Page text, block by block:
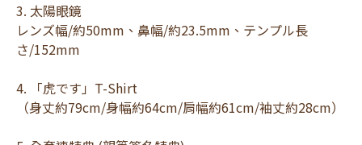
3. 太陽眼鏡
レンズ幅/約50mm、鼻幅/約23.5mm、テンプル長
さ/152mm
4. 「虎です」T-Shirt
（身丈約79cm/身幅約64cm/肩幅約61cm/袖丈約28cm）